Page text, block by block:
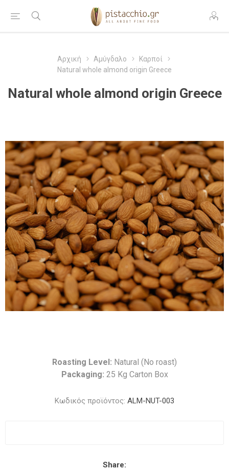
Αρχική Αμύγδαλο
Καρποί
Natural whole almond origin Greece
Natural whole almond origin Greece
Roasting Level: Natural (No roast)
Packaging: 25 Kg Carton Box
Κωδικός προϊόντος: ALM-NUT-003
Share: